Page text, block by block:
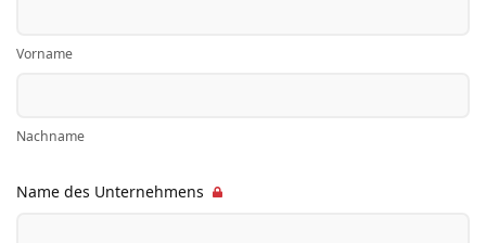
Vorname
Nachname
Name des Unternehmens